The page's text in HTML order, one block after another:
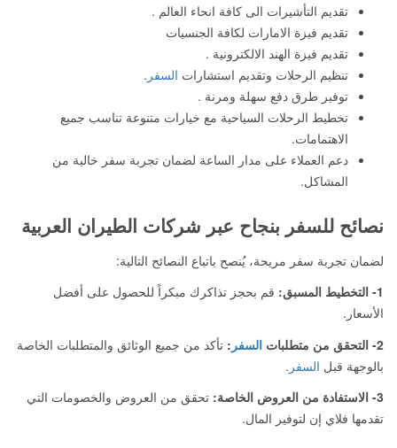
تقديم التأشيرات الى كافة انحاء العالم .
تقديم فيزة الامارات لكافة الجنسيات
تقديم فيزة الهند الالكترونية .
تنظيم الرحلات وتقديم استشارات السفر .
توفير طرق دفع سهلة ومرنة .
تخطيط الرحلات السياحية مع خيارات متنوعة تناسب جميع
الاهتمامات.
دعم العملاء على مدار الساعة لضمان تجربة سفر خالية من
المشاكل.
نصائح للسفر بنجاح عبر شركات الطيران العربية
لضمان تجربة سفر مريحة، يُنصح باتباع النصائح التالية:
1- التخطيط المسبق:
قم بحجز تذاكرك مبكراً للحصول على أفضل
الأسعار.
2- التحقق من متطلبات
السفر : تأكد من جميع الوثائق والمتطلبات الخاصة
بالوجهة قبل السفر .
3- الاستفادة من العروض الخاصة:
تحقق من العروض والخصومات التي
تقدمها فلاي إن لتوفير المال.